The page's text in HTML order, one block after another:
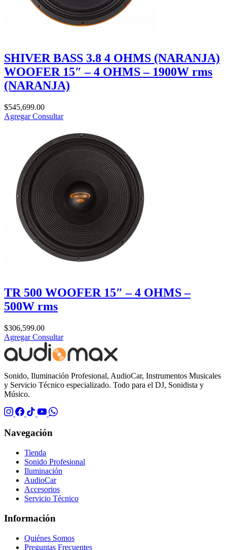
SHIVER BASS 3.8 4 OHMS (NARANJA)
WOOFER 15″ – 4 OHMS – 1900W rms
(NARANJA)
$545,699.00
AgregarConsultar
TR 500 WOOFER 15″ – 4 OHMS –
500W rms
$306,599.00
AgregarConsultar
Sonido, Iluminación Profesional, AudioCar, Instrumentos Musicales
y Servicio Técnico especializado. Todo para el DJ, Sonidista y
Músico.
Navegación
Tienda
Sonido Profesional
Iluminación
AudioCar
Accesorios
Servicio Técnico
Información
Quiénes Somos
Preguntas Frecuentes